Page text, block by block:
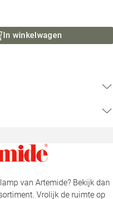
In winkelwagen
van Artemide? Bekijk dan
Vrolijk de ruimte op